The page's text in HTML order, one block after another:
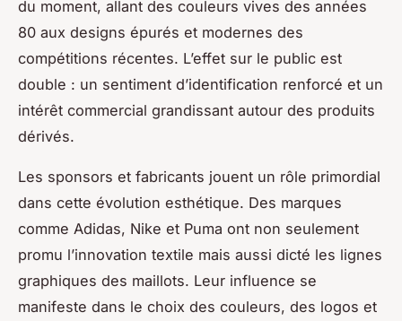
du moment, allant des couleurs vives des années
80 aux designs épurés et modernes des
compétitions récentes. L’effet sur le public est
double : un sentiment d’identification renforcé et un
intérêt commercial grandissant autour des produits
dérivés.
Les sponsors et fabricants jouent un rôle primordial
dans cette évolution esthétique. Des marques
comme Adidas, Nike et Puma ont non seulement
promu l’innovation textile mais aussi dicté les lignes
graphiques des maillots. Leur influence se
manifeste dans le choix des couleurs, des logos et